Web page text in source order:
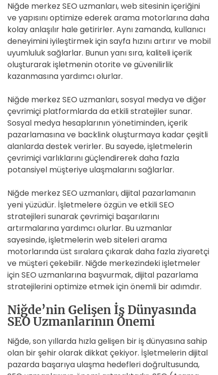
Niğde merkez SEO uzmanları, web sitesinin içeriğini
ve yapısını optimize ederek arama motorlarına daha
kolay anlaşılır hale getirirler. Aynı zamanda, kullanıcı
deneyimini iyileştirmek için sayfa hızını artırır ve mobil
uyumluluk sağlarlar. Bunun yanı sıra, kaliteli içerik
oluşturarak işletmenin otorite ve güvenilirlik
kazanmasına yardımcı olurlar.
Niğde merkez SEO uzmanları, sosyal medya ve diğer
çevrimiçi platformlarda da etkili stratejiler sunar.
Sosyal medya hesaplarının yönetiminden, içerik
pazarlamasına ve backlink oluşturmaya kadar çeşitli
alanlarda destek verirler. Bu sayede, işletmelerin
çevrimiçi varlıklarını güçlendirerek daha fazla
potansiyel müşteriye ulaşmalarını sağlarlar.
Niğde merkez SEO uzmanları, dijital pazarlamanın
yeni yüzüdür. İşletmelere özgün ve etkili SEO
stratejileri sunarak çevrimiçi başarılarını
artırmalarına yardımcı olurlar. Bu uzmanlar
sayesinde, işletmelerin web siteleri arama
motorlarında üst sıralara çıkarak daha fazla ziyaretçi
ve müşteri çekebilir. Niğde merkezindeki işletmeler
için SEO uzmanlarına başvurmak, dijital pazarlama
stratejilerini optimize etmek için önemli bir adımdır.
Niğde’nin Gelişen İş Dünyasında
SEO Uzmanlarının Önemi
Niğde, son yıllarda hızla gelişen bir iş dünyasına sahip
olan bir şehir olarak dikkat çekiyor. İşletmelerin dijital
pazarda başarıya ulaşma hedefleri doğrultusunda,